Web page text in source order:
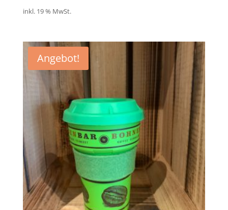
inkl. 19 % MwSt.
Angebot!